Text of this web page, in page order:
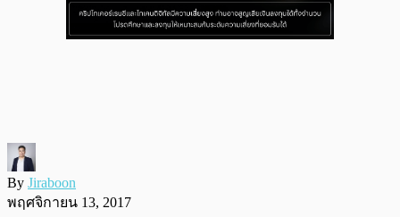
By Jiraboon
พฤศจิกายน 13, 2017